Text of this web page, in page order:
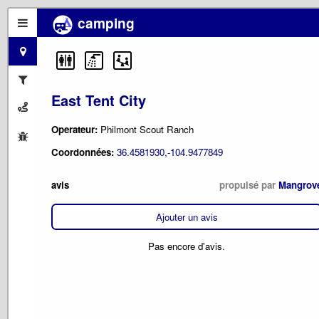
camping
East Tent City
Operateur: Philmont Scout Ranch
Coordonnées: 36.4581930,-104.9477849
avis propulsé par
Ajouter un avis
Pas encore d'avis.